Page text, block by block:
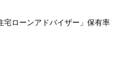
宅ローンアドバイザー」保有率